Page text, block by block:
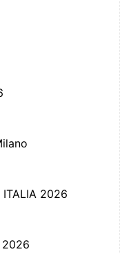
ITALIA 2026
2026